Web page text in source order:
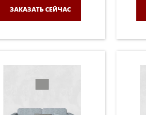
ЗАКАЗАТЬ СЕЙЧАС